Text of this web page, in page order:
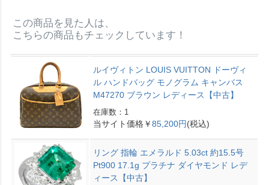
この商品を見た人は、
こちらの商品もチェックしています！
ルイヴィトン LOUIS VUITTON ドーヴィ
ル ハンドバッグ モノグラム キャンバス
M47270 ブラウン レディース【中古】
在庫数：1
当サイト価格￥85,200円(税込)
リング 指輪 エメラルド 5.03ct 約15.5号
Pt900 17.1g プラチナ ダイヤモンド レデ
ィース【中古】